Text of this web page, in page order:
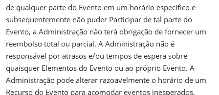
de qualquer parte do Evento em um horário específico e
subsequentemente não puder Participar de tal parte do
Evento, a Administração não terá obrigação de fornecer um
reembolso total ou parcial. A Administração não é
responsável por atrasos e/ou tempos de espera sobre
quaisquer Elementos do Evento ou ao próprio Evento. A
Administração pode alterar razoavelmente o horário de um
Recurso do Evento para acomodar eventos inesperados,